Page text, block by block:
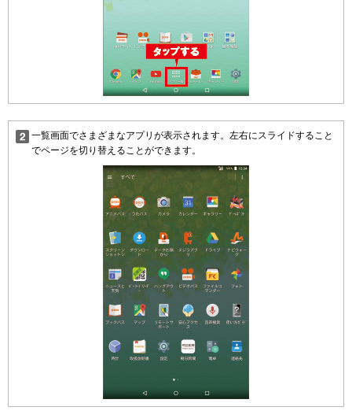
一覧画面でさまざまなアプリが表示されます。左右にスライドすること
でページを切り替えることができます。